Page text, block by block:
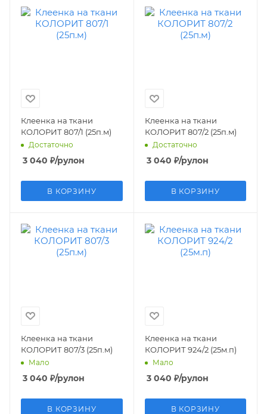
Клеенка на ткани
КОЛОРИТ 807/1 (25п.м)
Достаточно
3 040 ₽/рулон
В КОРЗИНУ
Клеенка на ткани
КОЛОРИТ 807/2 (25п.м)
Достаточно
3 040 ₽/рулон
В КОРЗИНУ
Клеенка на ткани
КОЛОРИТ 807/3 (25п.м)
Мало
3 040 ₽/рулон
В КОРЗИНУ
Клеенка на ткани
КОЛОРИТ 924/2 (25м.п)
Мало
3 040 ₽/рулон
В КОРЗИНУ